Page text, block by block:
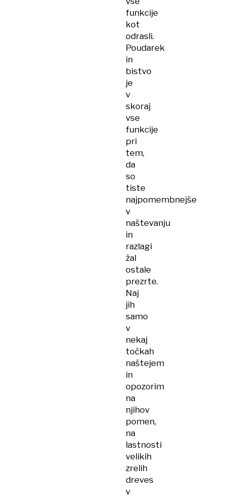
funkcije
kot
odrasli.
Poudarek
in
bistvo
je
v
skoraj
vse
funkcije
pri
tem,
da
so
tiste
najpomembnejše
v
naštevanju
in
razlagi
žal
ostale
prezrte.
Naj
jih
samo
v
nekaj
točkah
naštejem
in
opozorim
na
njihov
pomen,
na
lastnosti
velikih
zrelih
dreves
v